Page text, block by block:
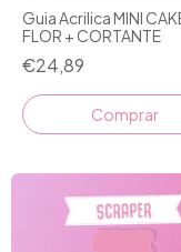
Guia Acrilica MINI
FLOR + CORTANTE
€24,89
Comprar